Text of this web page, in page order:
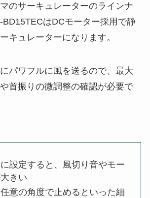
のサーキュレーターのラインナ
BD15TECはDCモーター採用で静
キュレーターになります。
パワフルに風を送るので、最大
首振りの微調整の確認が必要で
設定すると、風切り音やモー
きい
意の角度で止めるといった細